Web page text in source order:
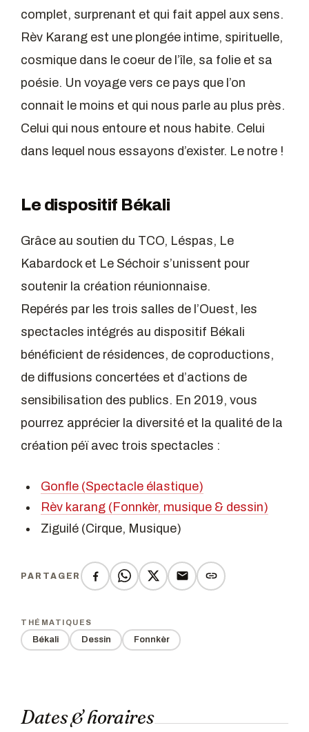
complet, surprenant et qui fait appel aux sens.
Rèv Karang est une plongée intime, spirituelle,
cosmique dans le coeur de l’île, sa folie et sa
poésie. Un voyage vers ce pays que l’on
connait le moins et qui nous parle au plus près.
Celui qui nous entoure et nous habite. Celui
dans lequel nous essayons d’exister. Le notre !
Le dispositif Békali
Grâce au soutien du TCO, Léspas, Le
Kabardock et Le Séchoir s’unissent pour
soutenir la création réunionnaise.
Repérés par les trois salles de l’Ouest, les
spectacles intégrés au dispositif Békali
bénéficient de résidences, de coproductions,
de diffusions concertées et d’actions de
sensibilisation des publics. En 2019, vous
pourrez apprécier la diversité et la qualité de la
création péï avec trois spectacles :
Gonfle (Spectacle élastique)
Rèv karang (Fonnkèr, musique & dessin)
Ziguilé (Cirque, Musique)
PARTAGER
THÉMATIQUES
Békali Dessin Fonnkèr
Dates & horaires